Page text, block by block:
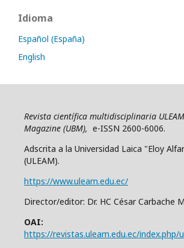
Idioma
Español (España)
English
Revista científica multidisciplinaria
Magazine (UBM), e-ISSN 2600-6006.
Adscrita a la Universidad Laica "Eloy
(ULEAM).
https://www.uleam.edu.ec/
Director/editor: Dr. HC César Carbache
OAI:
https://revistas.uleam.edu.ec/index.php/